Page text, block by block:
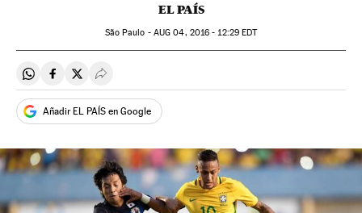
EL PAÍS
São Paulo - AUG 04, 2016 - 12:29EDT
Compartir en Whatsapp
Compartir en Facebook
Compartir en Twitter
Desplegar Redes Sociales
Añadir EL PAÍS en Google